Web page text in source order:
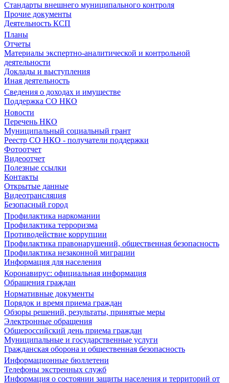
Стандарты внешнего муниципального контроля
Прочие документы
Деятельность КСП
Планы
Отчеты
Материалы экспертно-аналитической и контрольной
деятельности
Доклады и выступления
Иная деятельность
Сведения о доходах и имуществе
Поддержка СО НКО
Новости
Перечень НКО
Муниципальный социальный грант
Реестр СО НКО - получатели поддержки
Фотоотчет
Видеоотчет
Полезные ссылки
Контакты
Открытые данные
Видеотрансляция
Безопасный город
Профилактика наркомании
Профилактика терроризма
Противодействие коррупции
Профилактика правонарушений, общественная безопасность
Профилактика незаконной миграции
Информация для населения
Коронавирус: официальная информация
Обращения граждан
Нормативные документы
Порядок и время приема граждан
Обзоры решений, результаты, принятые меры
Электронные обращения
Общероссийский день приема граждан
Муниципальные и государственные услуги
Гражданская оборона и общественная безопасность
Информационные бюллетени
Телефоны экстренных служб
Информация о состоянии защиты населения и территорий от